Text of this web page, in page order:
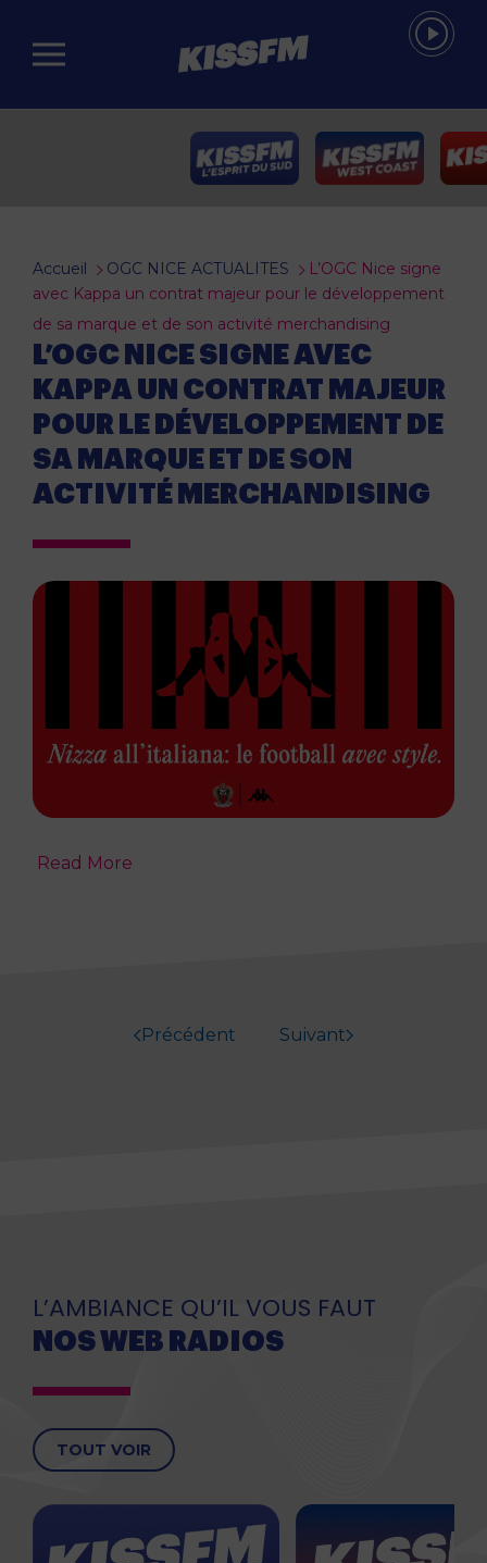
Passer au contenu principal
Accueil OGC NICE ACTUALITES
L’OGC Nice signe
avec Kappa un contrat majeur pour le développement
de sa marque et de son activité merchandising
L’OGC NICE SIGNE AVEC
KAPPA UN CONTRAT MAJEUR
POUR LE DÉVELOPPEMENT DE
SA MARQUE ET DE SON
ACTIVITÉ MERCHANDISING
Read More
Précédent Suivant
L’AMBIANCE QU’IL VOUS FAUT
NOS WEB RADIOS
TOUT VOIR